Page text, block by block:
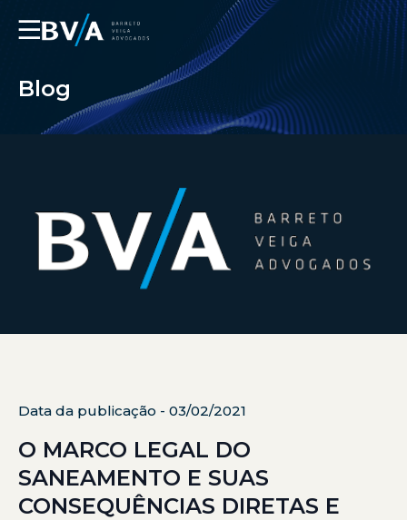
☰
Blog
Data da publicação - 03/02/2021
O MARCO LEGAL DO
SANEAMENTO E SUAS
CONSEQUÊNCIAS DIRETAS E